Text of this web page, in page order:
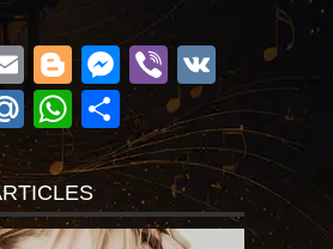
EmailBlogger
Messenger
ViberVK
Mail.RuWhatsApp
Поділитися